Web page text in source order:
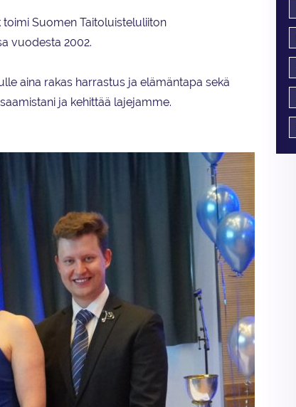
toimi Suomen Taitoluisteluliiton
vuodesta 2002.
aina rakas harrastus ja elämäntapa sekä
ja kehittää lajejamme.